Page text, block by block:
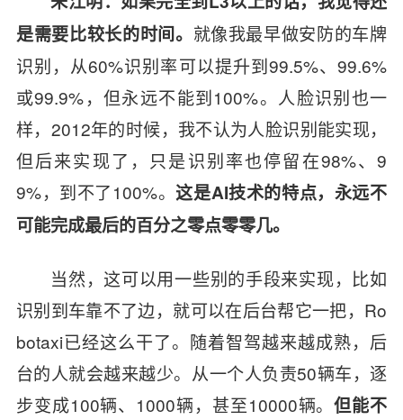
是需要比较长的时间。 就像我最早做安防的车牌
识别，从60%识别率可以提升到99.5%、99.6%
或99.9%，但永远不能到100%。人脸识别也一
样，2012年的时候，我不认为人脸识别能实现，
但后来实现了，只是识别率也停留在98%、9
9%，到不了100%。 这是AI技术的特点，永远不
可能完成最后的百分之零点零零几。
当然，这可以用一些别的手段来实现，比如
识别到车靠不了边，就可以在后台帮它一把，Ro
botaxi已经这么干了。随着智驾越来越成熟，后
台的人就会越来越少。从一个人负责50辆车，逐
步变成100辆、1000辆，甚至10000辆。但能不